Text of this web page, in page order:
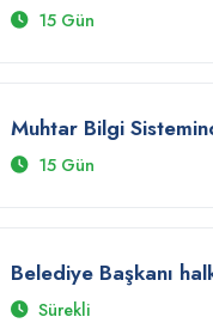
15 Gün
Muhtar Bilgi
15 Gün
Belediye Başkanı
Sürekli